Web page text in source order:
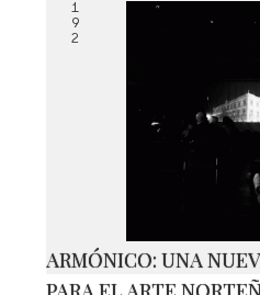
1
9
2
ARMÓNICO: UNA